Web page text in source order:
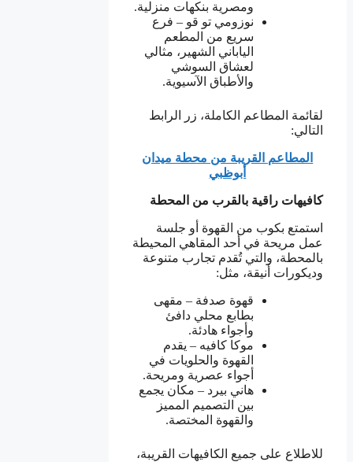
ومصرية بنكهات منزلية.
نوزومي تو قو – فرع
سريع من المطعم
الياباني الشهير، مثالي
لعشاق السوشي
والأطباق الآسيوية.
لقائمة المطاعم الكاملة، زر الرابط
التالي:
المطاعم القريبة من محطة ميدان
أبوظبي
كافيهات راقية بالقرب من المحطة
استمتع بكوب من القهوة أو جلسة
عمل مريحة في أحد المقاهي المحيطة
بالمحطة، والتي تُقدم تجارب متنوعة
وديكورات أنيقة، مثل:
قهوة صدفة – مقهى
بطابع محلي دافئ
وأجواء هادئة.
موكا كافيه – يقدم
القهوة والحلويات في
أجواء عصرية ومريحة.
هاني بيرد – مكان يجمع
بين التصميم المميز
والقهوة المختصة.
للاطلاع على جميع الكافيهات القريبة،